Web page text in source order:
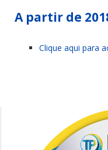
A partir de
Clique aqui para